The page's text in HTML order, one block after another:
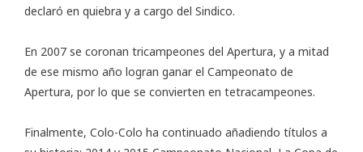
declaró en quiebra y a cargo del Sindico.
En 2007 se coronan tricampeones del Apertura, y a mitad
de ese mismo año logran ganar el Campeonato de
Apertura, por lo que se convierten en tetracampeones.
Finalmente, Colo-Colo ha continuado añadiendo títulos a